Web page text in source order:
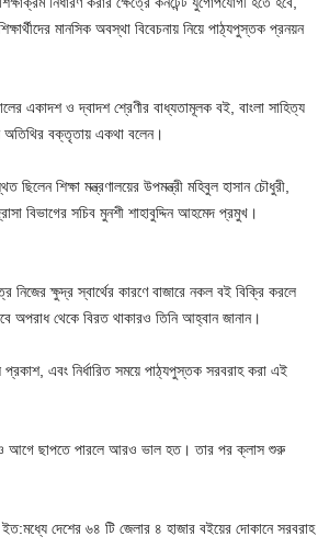
মানসিক অবস্থা বিবেচনায় নিয়ে পাঠ্যপুস্তক প্রনয়ন
একাদশ ও দ্বাদশ শ্রেণীর বাধ্যতামূলক বই, বাংলা সাহিত্য
অতিথির বক্তৃতায় একথা বলেন।
শিক্ষা মন্ত্রণালয়ের উপমন্ত্রী মহিবুল হাসান চৌধুরী,
বিভাগের সচিব মুনশী শাহাবুদ্দিন আহমেদ প্রমুখ।
ক্ষুদ্র স্বার্থের কারণে বাজারে নকল বই বিক্রি করলে
অপরাধ থেকে বিরত থাকারও তিনি আহ্বান জানান।
প্রকাশ, এবং নির্ধারিত সময়ে পাঠ্যপুস্তক সরবরাহ করা এই
আরও আগে ছাপতে পারলে আরও ভাল হত। তার পর ক্লাস শুরু
দেশের ৬৪ টি জেলার ৪ হাজার বইয়ের দোকানে সরবরাহ